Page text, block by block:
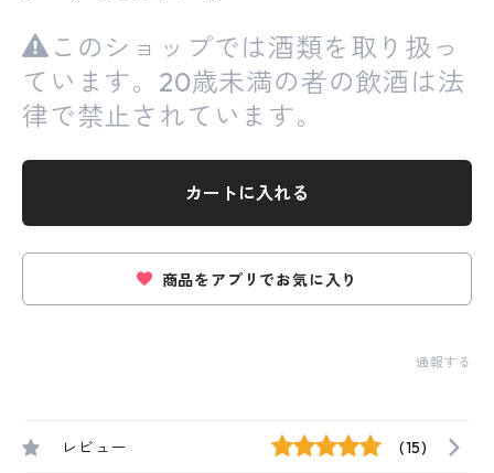
このショップでは酒類を取り扱っ
ています。20歳未満の者の飲酒は法
律で禁止されています。
カートに入れる
商品をアプリでお気に入り
通報する
レビュー (15)